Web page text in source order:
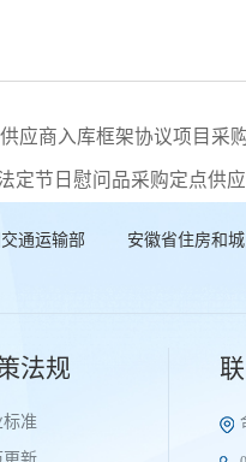
应商入库框架协议项目采
定节日慰问品采购定点供
通运输部 安徽省住房和
法规
准
更新